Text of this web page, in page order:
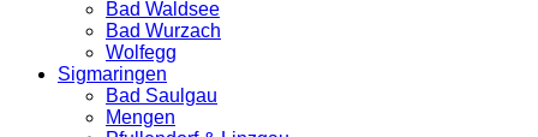
Bad Waldsee
Bad Wurzach
Wolfegg
Sigmaringen
Bad Saulgau
Mengen